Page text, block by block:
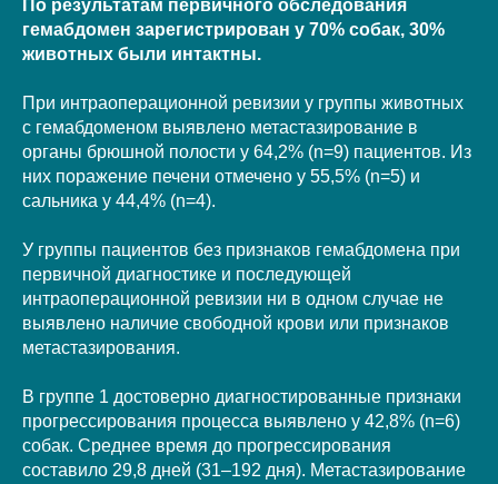
По результатам первичного обследования
гемабдомен зарегистрирован у 70% собак, 30%
животных были интактны.
При интраоперационной ревизии у группы животных
с гемабдоменом выявлено метастазирование в
органы брюшной полости у 64,2% (n=9) пациентов. Из
них поражение печени отмечено у 55,5% (n=5) и
сальника у 44,4% (n=4).
У группы пациентов без признаков гемабдомена при
первичной диагностике и последующей
интраоперационной ревизии ни в одном случае не
выявлено наличие свободной крови или признаков
метастазирования.
В группе 1 достоверно диагностированные признаки
прогрессирования процесса выявлено у 42,8% (n=6)
собак. Среднее время до прогрессирования
составило 29,8 дней (31–192 дня). Метастазирование